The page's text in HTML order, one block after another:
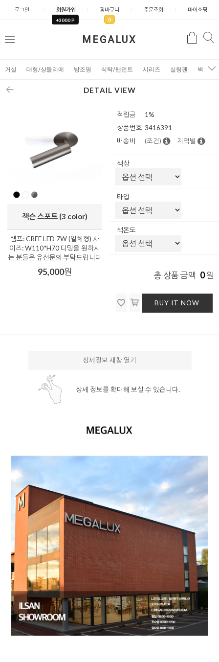
로그인 회원가입
+3000 P
장바구니
0
주문조회 마이쇼핑
MEGALUX
메
검
거실 대형/샹들리에 방조명 식탁/팬던트 시리즈 실링팬 벽조명
DETAIL VIEW
잭슨 스포트 (3 color)
램프: CREE LED 7W (일체형) 사
이즈: W110*H70 디밍을 원하시
는 분들은 유선문의 부탁드립니다
95,000원
적립금
1%
상품번호 3416391
배송비
(조건) 지역별
색상
타입
색온도
총 상품 금액 0원
BUY IT NOW
상세정보 새창 열기
상세 정보를 확대해 보실 수 있습니다.